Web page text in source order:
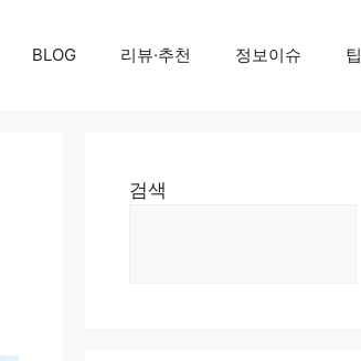
BLOG 리뷰·추천 정보이슈
검색